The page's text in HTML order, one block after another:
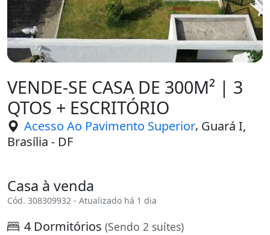
VENDE-SE CASA DE 300M² | 3
QTOS + ESCRITÓRIO
Acesso Ao Pavimento Superior, Guará I,
Brasília - DF
Casa à venda
Cód. 308309932 - Atualizado há 1 dia
4 Dormitórios (Sendo 2 suítes)